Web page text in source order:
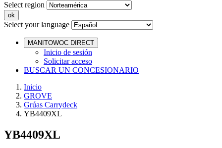
Select region
Select your language
MANITOWOC DIRECT
Inicio de sesión
Solicitar acceso
BUSCAR UN CONCESIONARIO
Inicio
GROVE
Grúas Carrydeck
YB4409XL
YB4409XL